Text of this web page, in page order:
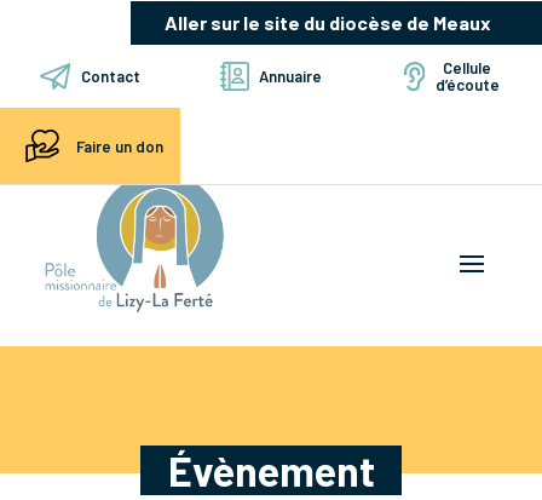
Aller sur le site du diocèse de Meaux
Contact Annuaire
Cellule
d’écoute
Faire un don
Évènement